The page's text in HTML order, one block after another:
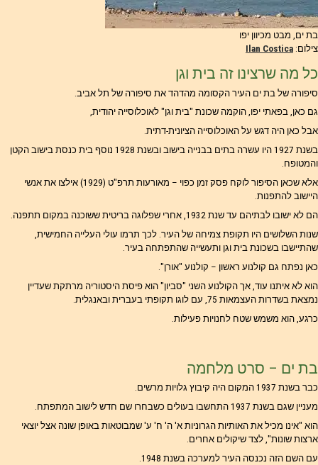
בת ים, מבט מכיוון יפו
צילום: Ilan Costica
כל מה שרצינו זה בית וגן
סיפורה של בת ים העיר הקסומה מהדהד את סיפורה של תל אביב.
גם כאן, בפאתי יפו, הוקמה שכונת "בית וגן" לאוכלוסייה יהודית,
אבל כאן היה דגש על האוכלוסייה הציונית-דתית.
בשנת 1927 היו עשרה בתים בבנייה בישוב ובשנת 1928 נוסף בית כנסת בישוב הקטן
והמטופח.
אלא שכאן הסיפור לוקח פסק זמן כפוי – מאורעות תרפ"ט (1929) אילצו את אנשי
היישוב להתפנות.
הם לא ישובו לבתיהם עד שנת 1932, אחרי שפלוגה בריטית ששוכנה במקום תתפנה.
שנות השלושים היו תקופת צמיחה של העיר. לכך תרמו עולי העלייה החמישית,
שהתיישבו בשכונת בית וגן ותעשייה שהתפתחה בעיר.
כאן נפתח גם קולנוע ראשון – קולנוע "אורן".
הוא לא איתנו עוד, אך הקולנוע השני "סביון" הוא פיסת היסטוריה מרתקת שעדיין
נמצאת בשדרות העצמאות 75, עם לוגו תקופתי בעברית ובאנגלית.
כרגע, הוא משמש שטח לחנויות פעילות.
בת ים – סרט מלחמה
כבר בשנת 1937 המקום היה קיבוץ גלויות מרשים.
מעניין שגם בשנת 1937 התחשבו בעולים כשבחרו שם חדש לישוב המתפתח.
הוא "אינו מכיל את האותיות הגרוניות א' ה' ח' ע' שמבוטאות באופן שונה אצל יוצאי
ארצות שונות", לצד שיקולים אחרים.
עם השם הזה נכנסה העיר למערכה בשנת 1948.